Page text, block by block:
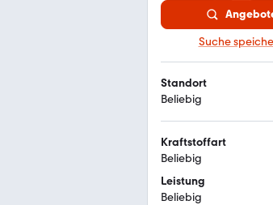
Suche
Standort
Beliebig
Kraftstoffart
Beliebig
Leistung
Beliebig